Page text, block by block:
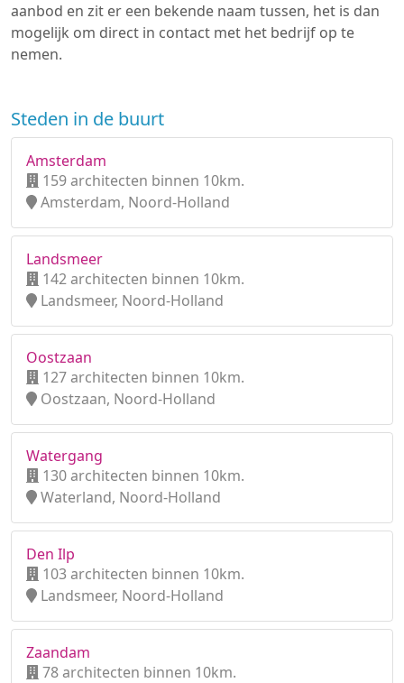
aanbod en zit er een bekende naam tussen, het is dan
mogelijk om direct in contact met het bedrijf op te
nemen.
Steden in de buurt
Amsterdam
159 architecten binnen 10km.
Amsterdam, Noord-Holland
Landsmeer
142 architecten binnen 10km.
Landsmeer, Noord-Holland
Oostzaan
127 architecten binnen 10km.
Oostzaan, Noord-Holland
Watergang
130 architecten binnen 10km.
Waterland, Noord-Holland
Den Ilp
103 architecten binnen 10km.
Landsmeer, Noord-Holland
Zaandam
78 architecten binnen 10km.